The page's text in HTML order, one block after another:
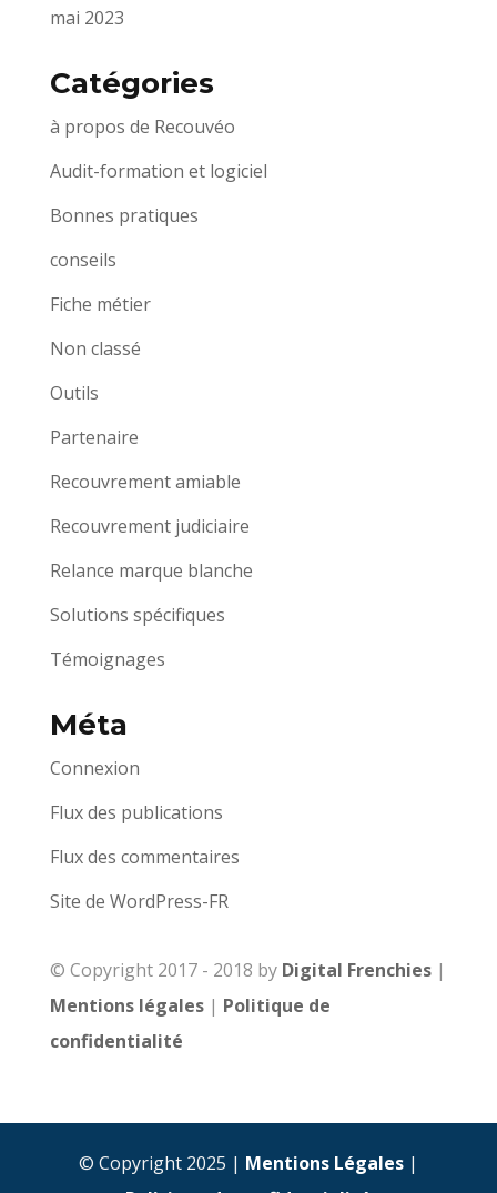
mai 2023
Catégories
à propos de Recouvéo
Audit-formation et logiciel
Bonnes pratiques
conseils
Fiche métier
Non classé
Outils
Partenaire
Recouvrement amiable
Recouvrement judiciaire
Relance marque blanche
Solutions spécifiques
Témoignages
Méta
Connexion
Flux des publications
Flux des commentaires
Site de WordPress-FR
© Copyright 2017 - 2018 by Digital Frenchies|
Mentions légales| Politique de
confidentialité
© Copyright 2025 | Mentions Légales|